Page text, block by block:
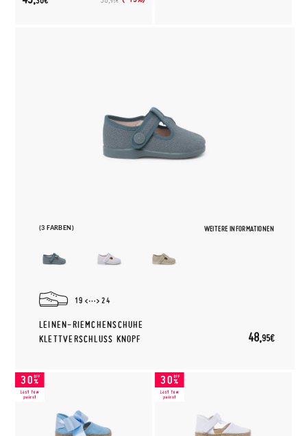
(3 FARBEN) WEITERE INFORMATIONEN
19 24
LEINEN-RIEMCHENSCHUHE
KLETTVERSCHLUSS KNOPF
48,95€